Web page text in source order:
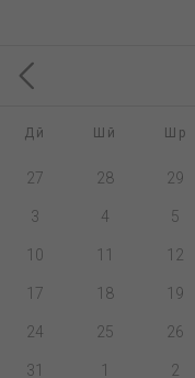
Дй Шй Шр
27 28 29
3 4 5
10 11 12
17 18 19
24 25 26
31 1 2